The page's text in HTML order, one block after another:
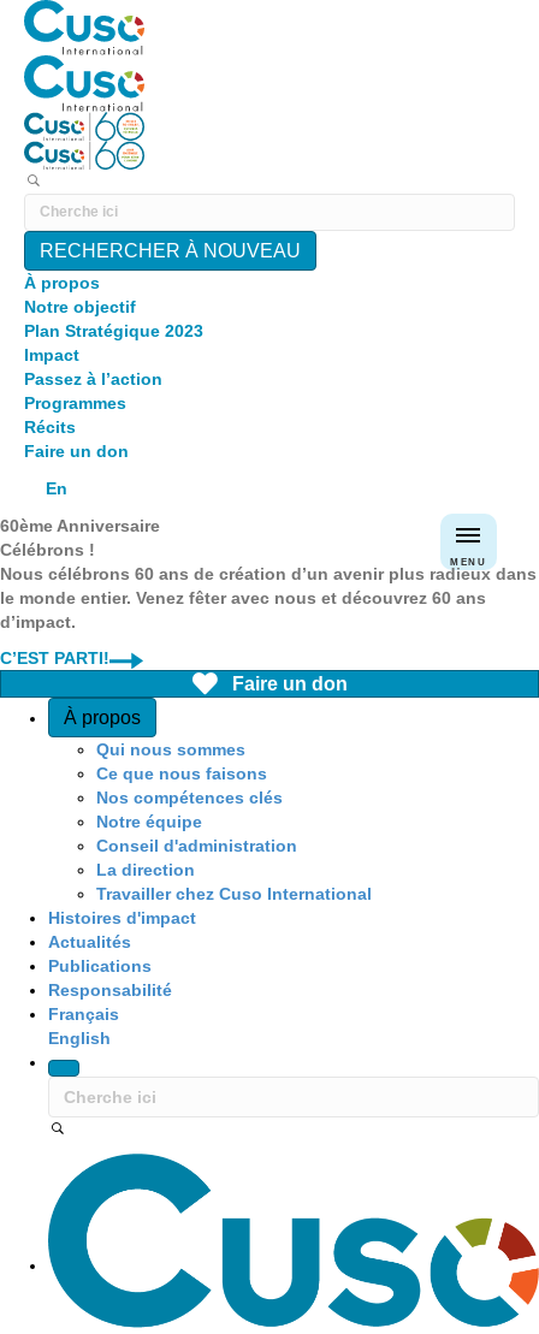
RECHERCHER À NOUVEAU
À propos
Notre objectif
Plan Stratégique 2023
Impact
Passez à l’action
Programmes
Récits
Faire un don
En
MENU
60ème Anniversaire
Célébrons !
Nous célébrons 60 ans de création d’un avenir plus radieux dans
le monde entier. Venez fêter avec nous et découvrez 60 ans
d’impact.
C’EST PARTI!
Faire un don
Quick Access
À propos
Qui nous sommes
Ce que nous faisons
Nos compétences clés
Notre équipe
Conseil d'administration
La direction
Travailler chez Cuso International
Histoires d'impact
Actualités
Publications
Responsabilité
Français
English
Site Navigation